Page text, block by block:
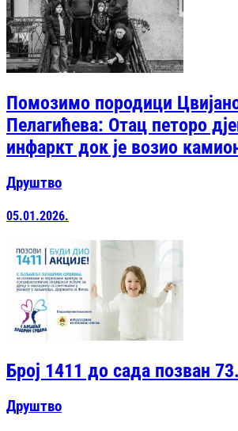
Помозимо породици
Пелагићева: Отац петоро
инфаркт док је возио
Друштво
05.01.2026.
Број 1411 до сада позван
Друштво